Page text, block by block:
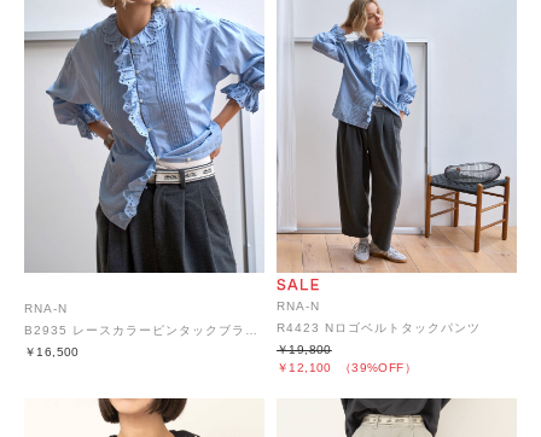
RNA-N
￥16,500
RNA-N
R4423 Nロゴベルトタックパンツ
￥12,100 （39%OFF）
￥19,800